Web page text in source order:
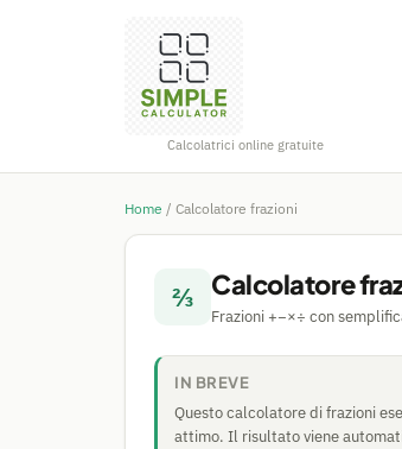
Calcolatrici online gratuite
Home / Calcolatore frazioni
⅔ Calcolatore
Frazioni +−×÷ con
IN BREVE
Questo calcolatore di frazioni
attimo. Il risultato viene